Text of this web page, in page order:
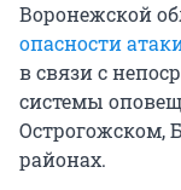
Воронежской
опасности
в связи с
системы
Острогожском,
районах.